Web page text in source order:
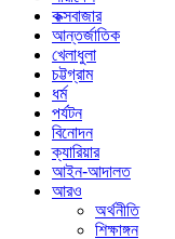
কক্সবাজার
আন্তর্জাতিক
খেলাধুলা
চট্টগ্রাম
ধর্ম
পর্যটন
বিনোদন
ক্যারিয়ার
আইন-আদালত
আরও
অর্থনীতি
শিক্ষাঙ্গন